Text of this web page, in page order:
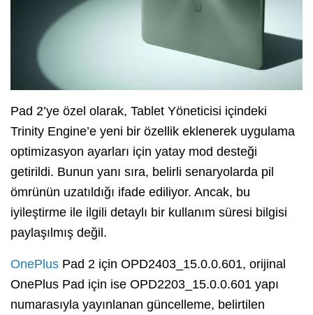
Pad 2’ye özel olarak, Tablet Yöneticisi içindeki
Trinity Engine’e yeni bir özellik eklenerek uygulama
optimizasyon ayarları için yatay mod desteği
getirildi. Bunun yanı sıra, belirli senaryolarda pil
ömrünün uzatıldığı ifade ediliyor. Ancak, bu
iyileştirme ile ilgili detaylı bir kullanım süresi bilgisi
paylaşılmış değil.
OnePlus Pad 2 için OPD2403_15.0.0.601, orijinal
OnePlus Pad için ise OPD2203_15.0.0.601 yapı
numarasıyla yayınlanan güncelleme, belirtilen